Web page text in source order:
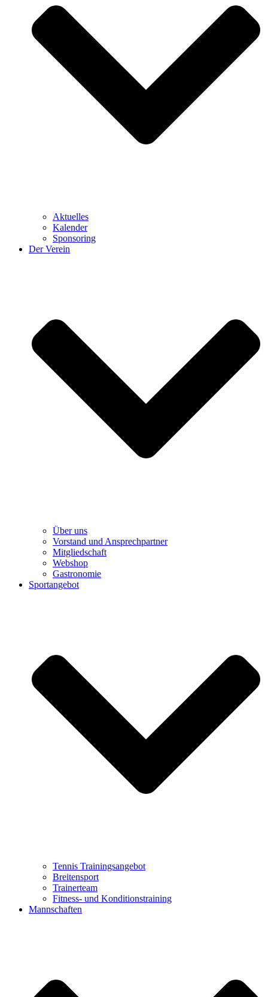
Aktuelles
Kalender
Sponsoring
Der Verein
Über uns
Vorstand und Ansprechpartner
Mitgliedschaft
Webshop
Gastronomie
Sportangebot
Tennis Trainingsangebot
Breitensport
Trainerteam
Fitness- und Konditionstraining
Mannschaften